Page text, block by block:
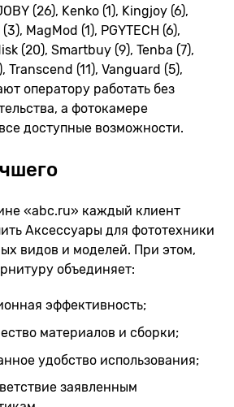
(26), Kenko (1), Kingjoy (6),
MagMod (1), PGYTECH (6),
(20), Smartbuy (9), Tenba (7),
Transcend (11), Vanguard (5),
оператору работать без
а фотокамере
доступные возможности.
«abc.ru» каждый клиент
Аксессуары для фототехники
видов и моделей. При этом,
объединяет:
эффективность;
материалов и сборки;
удобство использования;
заявленным